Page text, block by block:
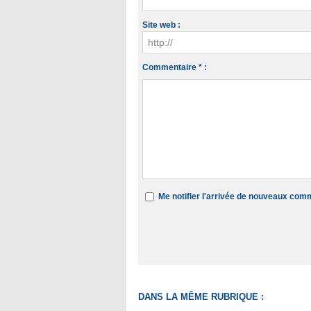
Site web :
Commentaire * :
Me notifier l'arrivée de nouveaux
DANS LA MÊME RUBRIQUE :